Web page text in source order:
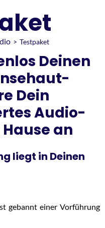
> Testpaket
Deinen
Dein
Audio-
an
liegt in Deinen
gebannt einer Vorführung